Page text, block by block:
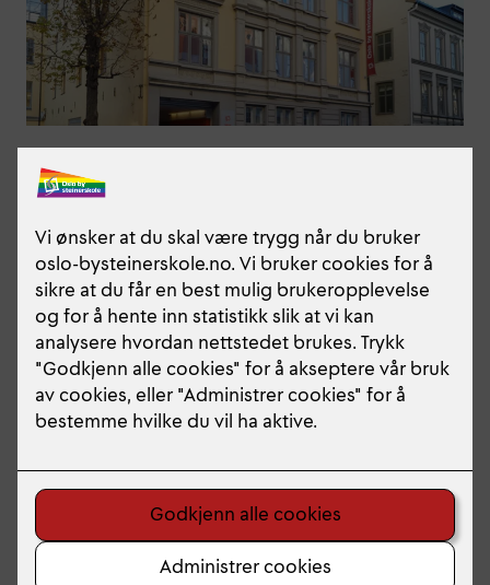
Skolens formelle struktur
Skolens juridiske eier er en selveiende stiftelse
med navn Stiftelsen Oslo by steinerskole. Den
ledes av et styre på syv medlemmer. Det er to
representanter som er valgt fra foresatte, to
ansatte valgt av kollegiet samt to valgte
kompetansemedlemmer. Disse seks velger et
syvende medlem, som styreleder. Styret har
ordinært møter seks ganger i året.
Skolens daglige ledelse
Skolens daglige ledelse har ansvar for å ivareta
skolens daglige drift. Daglig leder er ansvarlig for
at skolens daglige drift oppfyller lovens krav og
drives i tråd med styrets vedtak. Daglig leder